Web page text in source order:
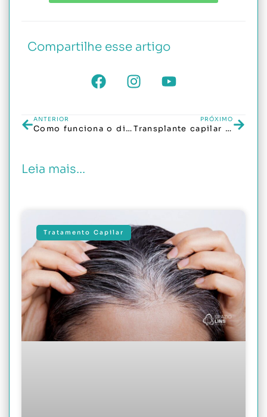
Compartilhe esse artigo
ANTERIOR
Como funciona o diagnóstico capilar profissional?
PRÓXIMO
Transplante capilar em mulheres: o que você precisa saber?
Leia mais...
Tratamento Capilar